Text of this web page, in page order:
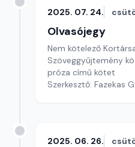
2025. 07. 24.
Olvasójegy
Nem kötelező
Szöveggyűjtemény
próza című kötet
Szerkesztő: Fazekas
2025. 06. 26.